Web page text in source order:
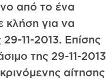
από το ένα
κλήση για να
11-2013. Επίσης
της 29-11-2013
αίτησης